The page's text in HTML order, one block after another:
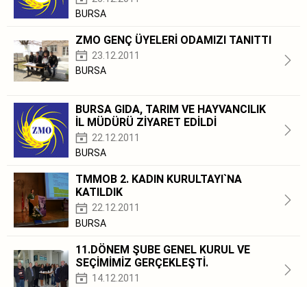
BURSA
ZMO GENÇ ÜYELERİ ODAMIZI TANITTI
23.12.2011
BURSA
BURSA GIDA, TARIM VE HAYVANCILIK
İL MÜDÜRÜ ZİYARET EDİLDİ
22.12.2011
BURSA
TMMOB 2. KADIN KURULTAYI`NA
KATILDIK
22.12.2011
BURSA
11.DÖNEM ŞUBE GENEL KURUL VE
SEÇİMİMİZ GERÇEKLEŞTİ.
14.12.2011